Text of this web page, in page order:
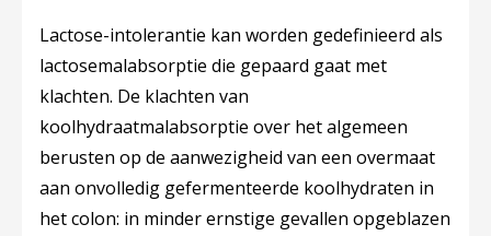
Lactose-intolerantie kan worden gedefinieerd als
lactosemalabsorptie die gepaard gaat met
klachten. De klachten van
koolhydraatmalabsorptie over het algemeen
berusten op de aanwezigheid van een overmaat
aan onvolledig gefermenteerde koolhydraten in
het colon: in minder ernstige gevallen opgeblazen